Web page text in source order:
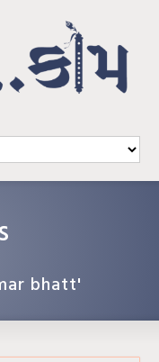
bhatt'